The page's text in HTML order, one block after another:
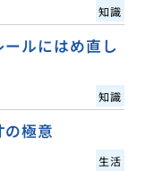
知識
ルにはめ直し
知識
極意
生活